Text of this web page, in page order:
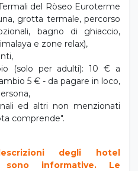
del Ròseo Euroterme
grotta termale, percorso
bagno di ghiaccio,
e zone relax),
(solo per adulti): 10 € a
5 € - da pagare in loco,
ed altri non menzionati
comprende".
degli hotel
informative. Le